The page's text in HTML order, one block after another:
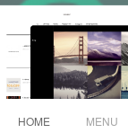
HOME MENU